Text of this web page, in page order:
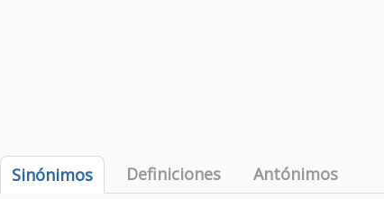
Sinónimos Definiciones Antónimos